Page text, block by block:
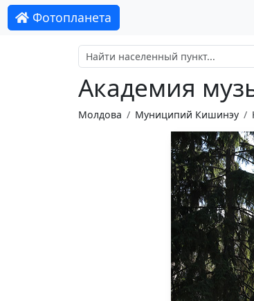
Фотопланета
Академия
Молдова Муниципий Кишинэу